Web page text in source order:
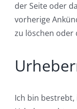
der Seite oder
vorherige
zu löschen oder
Ich bin